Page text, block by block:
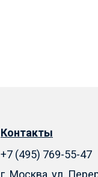
Контакты
+7 (495) 769-55-47
г. Москва, ул.